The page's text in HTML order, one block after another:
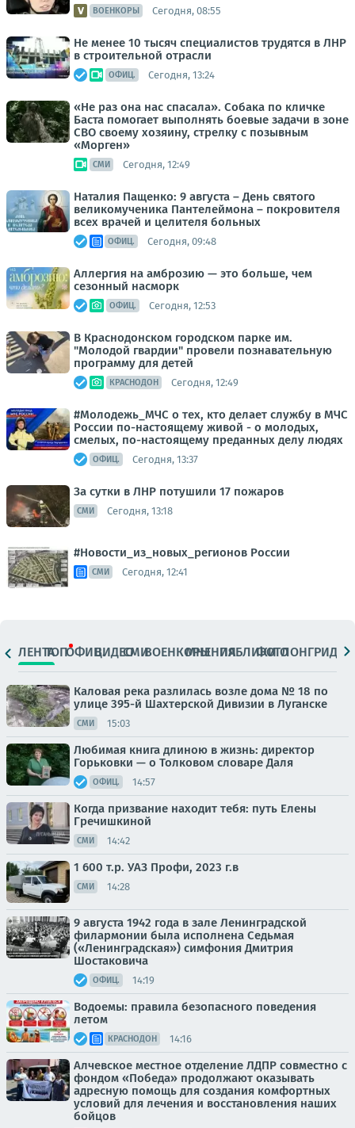
ВОЕНКОРЫ Сегодня, 08:55
Не менее 10 тысяч специалистов трудятся в ЛНР
в строительной отрасли
ОФИЦ. Сегодня, 13:24
«Не раз она нас спасала». Собака по кличке
Баста помогает выполнять боевые задачи в зоне
СВО своему хозяину, стрелку с позывным
«Морген»
СМИ Сегодня, 12:49
Наталия Пащенко: 9 августа – День святого
великомученика Пантелеймона – покровителя
всех врачей и целителя больных
ОФИЦ. Сегодня, 09:48
Аллергия на амброзию — это больше, чем
сезонный насморк
ОФИЦ. Сегодня, 12:53
В Краснодонском городском парке им.
"Молодой гвардии" провели познавательную
программу для детей
КРАСНОДОН Сегодня, 12:49
#Молодежь_МЧС о тех, кто делает службу в МЧС
России по-настоящему живой - о молодых,
смелых, по-настоящему преданных делу людях
ОФИЦ. Сегодня, 13:37
За сутки в ЛНР потушили 17 пожаров
СМИ Сегодня, 13:18
#Новости_из_новых_регионов России
СМИ Сегодня, 12:41
ЛЕНТАТОПОФИЦ.ВИДЕОСМИВОЕНКОРЫМНЕНИЯПАБЛИКИ
ФОТОЛОНГРИДЫ
Каловая река разлилась возле дома № 18 по
улице 395-й Шахтерской Дивизии в Луганске
СМИ 15:03
Любимая книга длиною в жизнь: директор
Горьковки — о Толковом словаре Даля
ОФИЦ. 14:57
Когда призвание находит тебя: путь Елены
Гречишкиной
СМИ 14:42
1 600 т.р. УАЗ Профи, 2023 г.в
СМИ 14:28
9 августа 1942 года в зале Ленинградской
филармонии была исполнена Седьмая
(«Ленинградская») симфония Дмитрия
Шостаковича
ОФИЦ. 14:19
Водоемы: правила безопасного поведения
летом
КРАСНОДОН 14:16
Алчевское местное отделение ЛДПР совместно с
фондом «Победа» продолжают оказывать
адресную помощь для создания комфортных
условий для лечения и восстановления наших
бойцов